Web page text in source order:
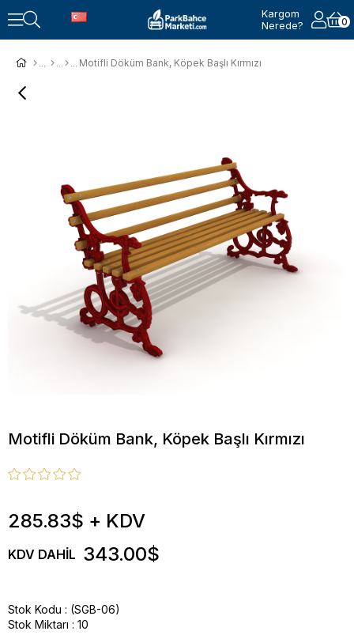
0
Kargom
Nerede?
Motifli Döküm Bank, Köpek Başlı Kırmızı
Motifli Döküm Bank, Köpek Başlı Kırmızı
285.83$ + KDV
KDV DAHIL 343.00$
Stok Kodu
(SGB-06)
Stok Miktarı : 10